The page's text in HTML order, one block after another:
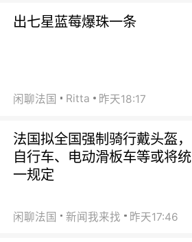
出七星蓝莓爆珠一条
闲聊法国 Ritta 昨天18:17
法国拟全国强制骑行戴头盔，
自行车、电动滑板车等或将统
一规定
闲聊法国 新闻我来找 昨天17:46